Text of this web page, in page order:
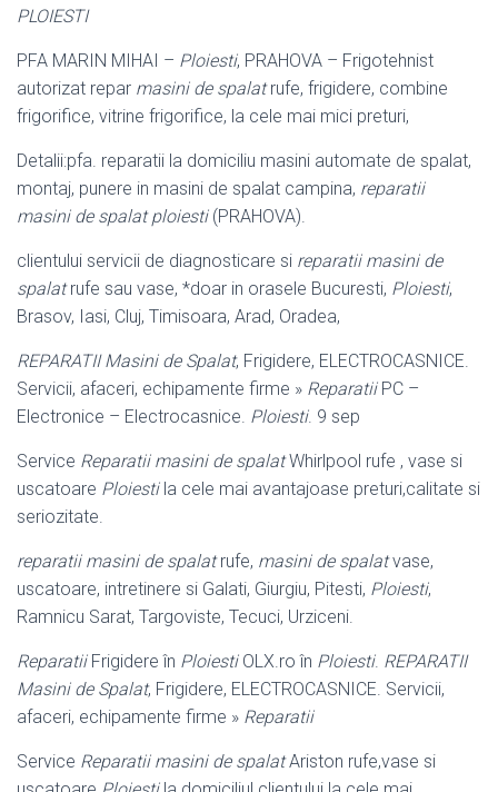
PLOIESTI
PFA MARIN MIHAI – Ploiesti, PRAHOVA – Frigotehnist
autorizat repar masini de spalatrufe, frigidere, combine
frigorifice, vitrine frigorifice, la cele mai mici preturi,
Detalii:pfa. reparatii la domiciliu masini automate de spalat,
montaj, punere in masini de spalat campina, reparatii
masini de spalat ploiesti(PRAHOVA).
clientului servicii de diagnosticare si reparatii masini de
spalatrufe sau vase, *doar in orasele Bucuresti, Ploiesti,
Brasov, Iasi, Cluj, Timisoara, Arad, Oradea,
REPARATII Masini de Spalat, Frigidere, ELECTROCASNICE.
Servicii, afaceri, echipamente firme » ReparatiiPC –
Electronice – Electrocasnice. Ploiesti. 9 sep
Service Reparatii masini de spalatWhirlpool rufe , vase si
uscatoare Ploiestila cele mai avantajoase preturi,calitate si
seriozitate.
reparatii masini de spalatrufe, masini de spalatvase,
uscatoare, intretinere si Galati, Giurgiu, Pitesti, Ploiesti,
Ramnicu Sarat, Targoviste, Tecuci, Urziceni.
ReparatiiFrigidere în PloiestiOLX.ro în Ploiesti. REPARATII
Masini de Spalat, Frigidere, ELECTROCASNICE. Servicii,
afaceri, echipamente firme » Reparatii
Service Reparatii masini de spalatAriston rufe,vase si